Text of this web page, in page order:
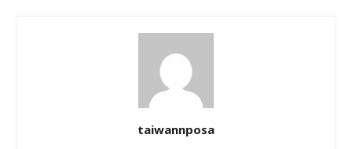
taiwannposa